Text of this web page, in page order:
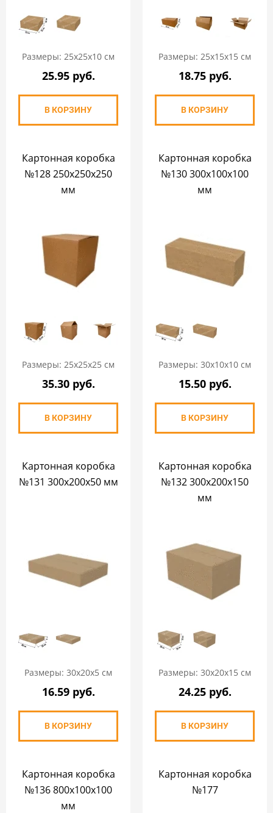
Размеры: 25х25х10 см
25.95 руб.
В КОРЗИНУ
Размеры: 25х15х15 см
18.75 руб.
В КОРЗИНУ
Картонная коробка
№128 250х250х250
мм
Размеры: 25х25х25 см
35.30 руб.
В КОРЗИНУ
Картонная коробка
№130 300х100х100
мм
Размеры: 30х10х10 см
15.50 руб.
В КОРЗИНУ
Картонная коробка
№131 300х200х50 мм
Размеры: 30х20х5 см
16.59 руб.
В КОРЗИНУ
Картонная коробка
№132 300х200х150
мм
Размеры: 30х20х15 см
24.25 руб.
В КОРЗИНУ
Картонная коробка
№136 800х100х100
мм
Картонная коробка
№177